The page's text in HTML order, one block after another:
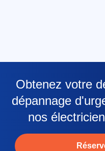
Obtenez votre
dépannage
nos